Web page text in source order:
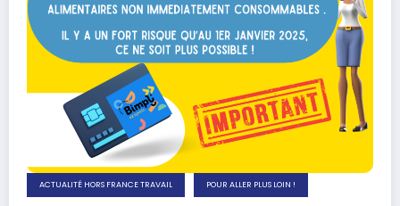
ACTUALITÉ HORS FRANCE TRAVAIL POUR ALLER PLUS LOIN !